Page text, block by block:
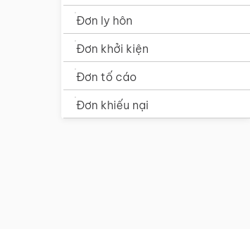
Đơn ly hôn
Đơn khởi kiện
Đơn tố cáo
Đơn khiếu nại